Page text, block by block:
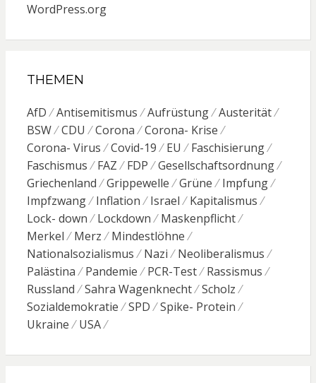
WordPress.org
THEMEN
AfD Antisemitismus Aufrüstung
Austerität
BSW
CDU Corona
Corona- Krise
Corona- Virus
Covid-19 EU
Faschisierung
Faschismus
FAZ FDP
Gesellschaftsordnung
Griechenland
Grippewelle Grüne
Impfung
Impfzwang
Inflation Israel
Kapitalismus
Lock- down
Lockdown
Maskenpflicht
Merkel
Merz
Mindestlöhne
Nationalsozialismus
Nazi
Neoliberalismus
Palästina
Pandemie PCR-Test
Rassismus
Russland
Sahra Wagenknecht
Scholz
Sozialdemokratie
SPD
Spike- Protein
Ukraine
USA